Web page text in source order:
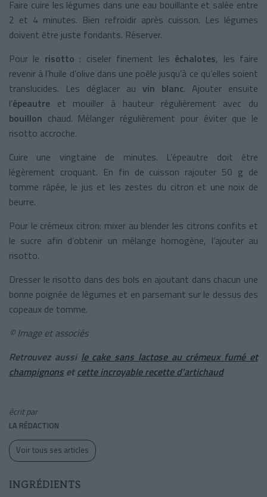
Faire cuire les légumes dans une eau bouillante et salée entre
2 et 4 minutes. Bien refroidir après cuisson. Les légumes
doivent être juste fondants. Réserver.
Pour le risotto : ciseler finement les échalotes, les faire
revenir à l’huile d’olive dans une poêle jusqu’à ce qu’elles soient
translucides. Les déglacer au vin blanc. Ajouter ensuite
l’épeautre et mouiller à hauteur régulièrement avec du
bouillon chaud. Mélanger régulièrement pour éviter que le
risotto accroche.
Cuire une vingtaine de minutes. L’épeautre doit être
légèrement croquant. En fin de cuisson rajouter 50 g de
tomme râpée, le jus et les zestes du citron et une noix de
beurre.
Pour le crémeux citron: mixer au blender les citrons confits et
le sucre afin d’obtenir un mélange homogène, l’ajouter au
risotto.
Dresser le risotto dans des bols en ajoutant dans chacun une
bonne poignée de légumes et en parsemant sur le dessus des
copeaux de tomme.
© Image et associés
Retrouvez aussi le cake sans lactose au crémeux fumé et
champignonsetcette incroyable recette d'artichaud
écrit par
LA RÉDACTION
Voir tous ses articles
INGRÉDIENTS